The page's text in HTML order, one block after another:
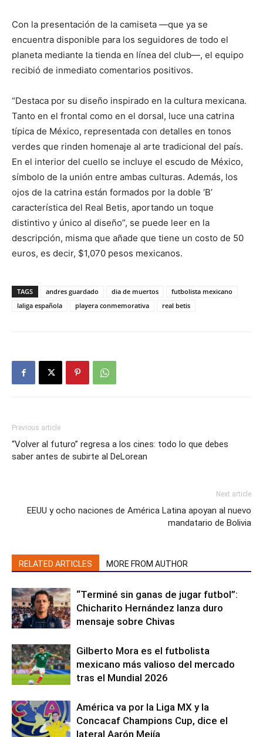
Con la presentación de la camiseta —que ya se
encuentra disponible para los seguidores de todo el
planeta mediante la tienda en línea del club—, el equipo
recibió de inmediato comentarios positivos.
“Destaca por su diseño inspirado en la cultura mexicana.
Tanto en el frontal como en el dorsal, luce una catrina
típica de México, representada con detalles en tonos
verdes que rinden homenaje al arte tradicional del país.
En el interior del cuello se incluye el escudo de México,
símbolo de la unión entre ambas culturas. Además, los
ojos de la catrina están formados por la doble ‘B’
característica del Real Betis, aportando un toque
distintivo y único al diseño”, se puede leer en la
descripción, misma que añade que tiene un costo de 50
euros, es decir, $1,070 pesos mexicanos.
TAGS andres guardado dia de muertos
futbolista mexicano
laliga española
playera conmemorativa real betis
Previous article
“Volver al futuro” regresa a los cines: todo lo que debes
saber antes de subirte al DeLorean
Next article
EEUU y ocho naciones de América Latina apoyan al nuevo
mandatario de Bolivia
RELATED ARTICLES MORE FROM AUTHOR
“Terminé sin ganas de jugar futbol”:
Chicharito Hernández lanza duro
mensaje sobre Chivas
Gilberto Mora es el futbolista
mexicano más valioso del mercado
tras el Mundial 2026
América va por la Liga MX y la
Concacaf Champions Cup, dice el
lateral Aarón Mejía